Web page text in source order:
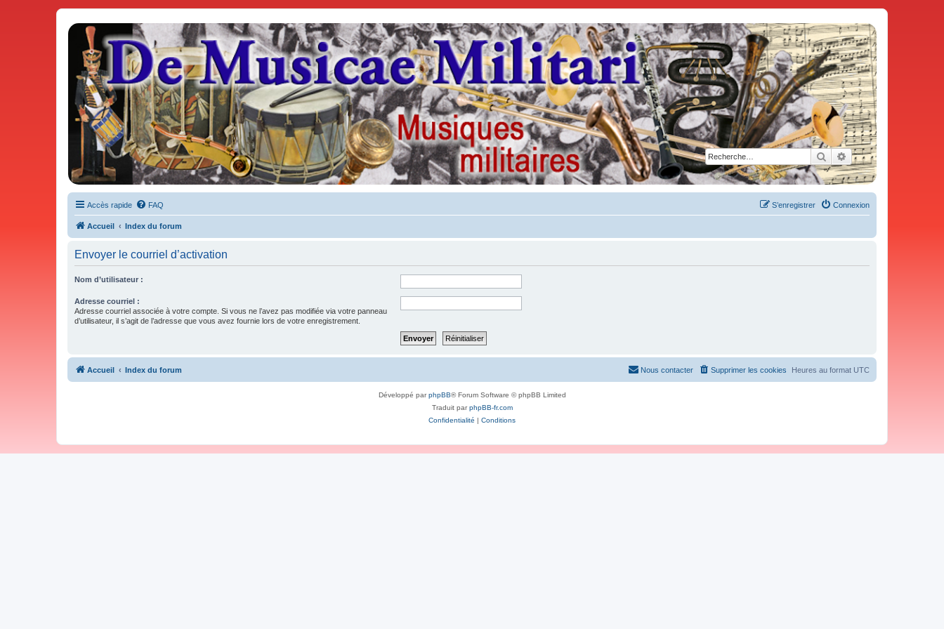
Rechercher
Recherche avancée
De Musicae Militari - Forums
Forums de discussions
Accès rapide FAQ Connexion
S’enregistrer
Accueil Index du forum
Envoyer le courriel d’activation
Nom d’utilisateur :
Adresse courriel :
Adresse courriel associée à votre compte. Si vous ne l’avez pas modifiée via votre panneau
d’utilisateur, il s’agit de l’adresse que vous avez fournie lors de votre enregistrement.
Accueil Index du forum Heures au format UTC
Supprimer les cookies
Nous contacter
Développé parphpBB® Forum Software © phpBB Limited
Traduit parphpBB-fr.com
Confidentialité | Conditions